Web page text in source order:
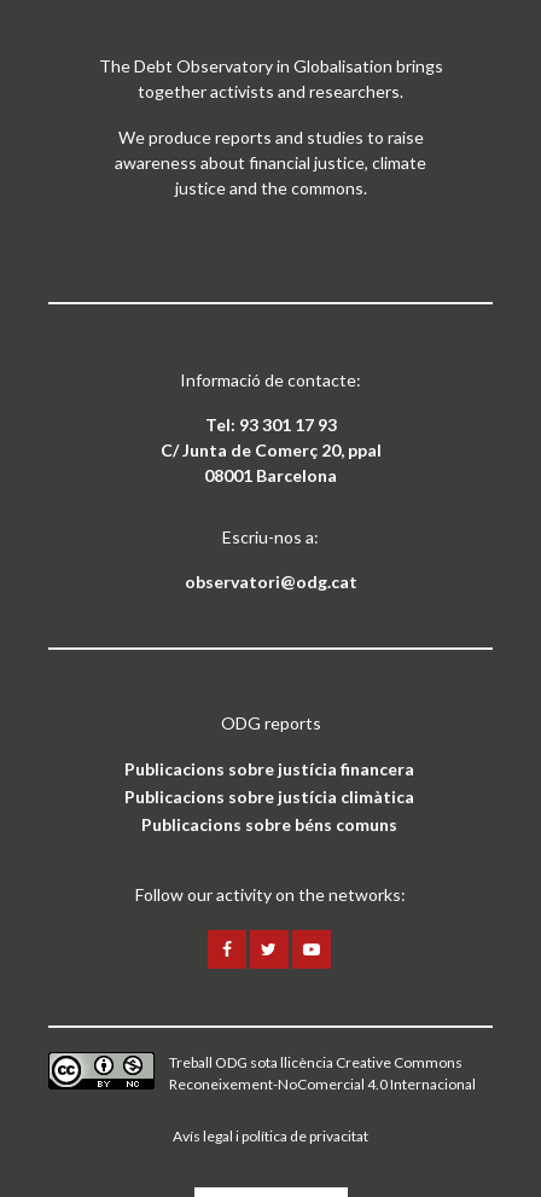
The Debt Observatory in Globalisation brings
together activists and researchers.
We produce reports and studies to raise
awareness about financial justice, climate
justice and the commons.
Informació de contacte:
Tel: 93 301 17 93
C/ Junta de Comerç 20, ppal
08001 Barcelona
Escriu-nos a:
observatori@odg.cat
ODG reports
Publicacions sobre justícia financera
Publicacions sobre justícia climàtica
Publicacions sobre béns comuns
Follow our activity on the networks:
Treball ODG sota llicència Creative Commons
Reconeixement-NoComercial 4.0 Internacional
Avís legal i política de privacitat